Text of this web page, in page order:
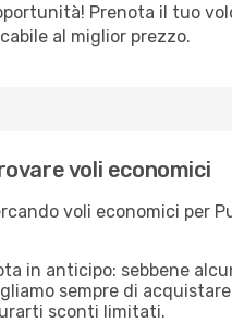
Prenota il tuo
al miglior prezzo.
voli economici
voli economici per
in anticipo: sebbene
sempre di
sconti limitati.